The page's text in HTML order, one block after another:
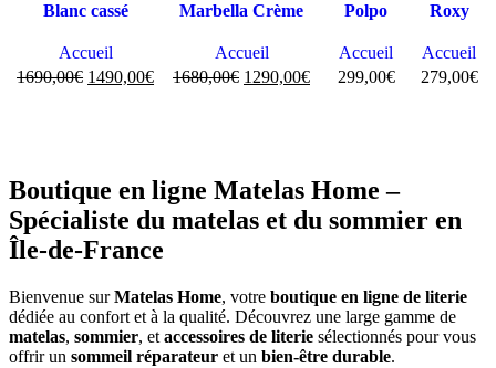
Blanc cassé
Accueil
1690,00€ 1490,00€
Marbella Crème
Accueil
1680,00€ 1290,00€
Polpo
Accueil
299,00€
Roxy
Accueil
279,00€
Boutique en ligne Matelas Home –
Spécialiste du matelas et du sommier en
Île-de-France
Bienvenue surMatelas Home, votre boutique en ligne de literie
dédiée au confort et à la qualité. Découvrez une large gamme de
matelas, sommier, et accessoires de literie sélectionnés pour vous
offrir un sommeil réparateur et un bien-être durable.